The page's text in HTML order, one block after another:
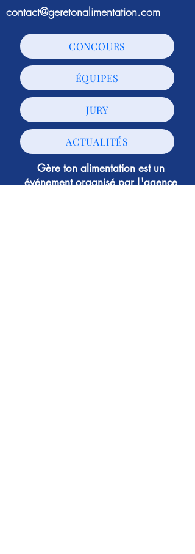
contact@geretonalimentation.com
CONCOURS
ÉQUIPES
JURY
ACTUALITÉS
Gère ton alimentation est un
événement organisé parL'agence